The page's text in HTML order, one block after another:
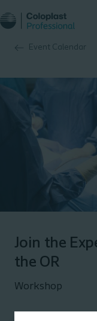
Event Calendar
Join the
the OR
Workshop